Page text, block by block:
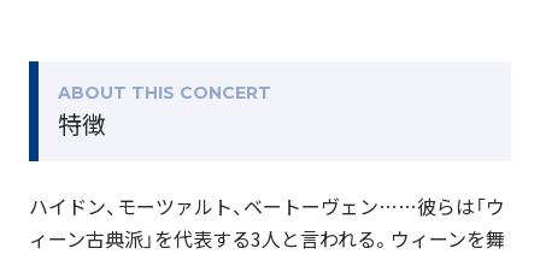
ABOUT THIS CONCERT
特徴
ハイドン、モーツァルト、ベートーヴェン……彼らは「ウ
ィーン古典派」を代表する3人と言われる。ウィーンを舞